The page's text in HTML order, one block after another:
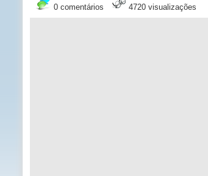
0 comentários 4720 visualizações